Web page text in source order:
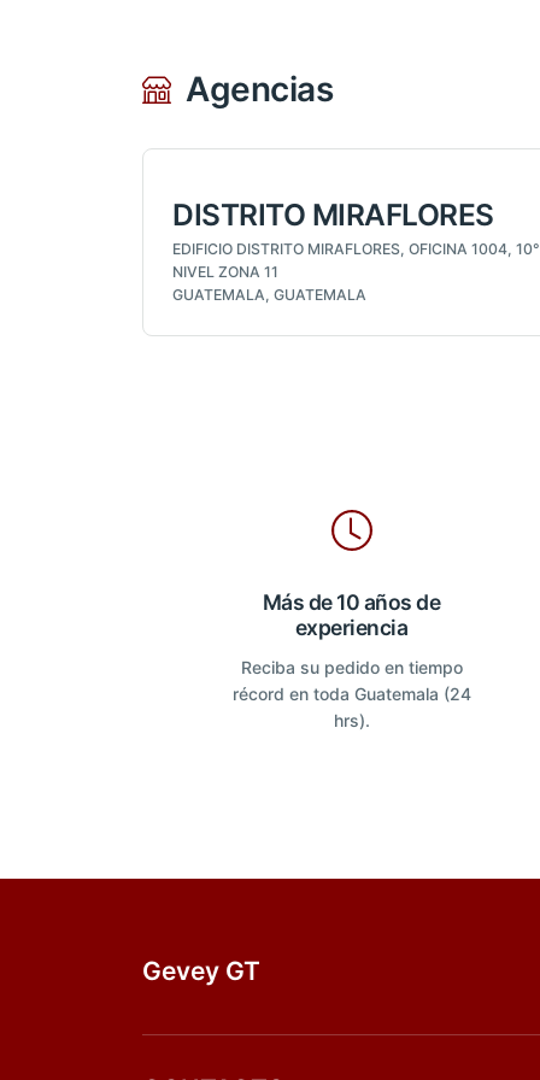
Agencias
DISTRITO MIRAFLORES
EDIFICIO DISTRITO MIRAFLORES, OFICINA 1004, 10°
NIVEL ZONA 11
GUATEMALA, GUATEMALA
Más de 10 años de
experiencia
Reciba su pedido en tiempo
récord en toda Guatemala (24
hrs).
Gevey GT